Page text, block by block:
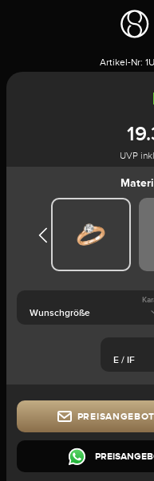
Artikel-Nr:
UVP